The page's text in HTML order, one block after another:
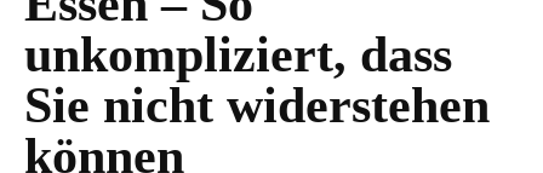
unkompliziert, dass
Sie nicht widerstehen
können